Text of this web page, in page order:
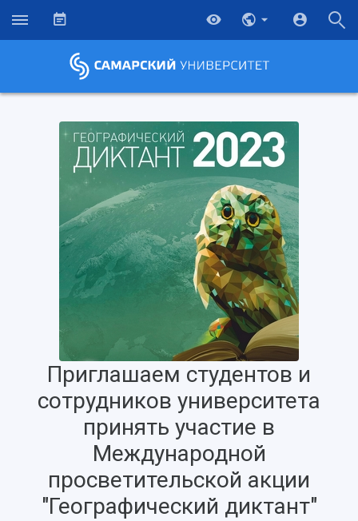
Об университете
История
Ключевые факты
Рейтинги
Главные новости
Бортжурнал
Объявления
Образование
Почему я выбираю Самарский университет?
Абитуриенту
Бакалавриат и специалитет
Научно-исследовательская деятельность
Основные научные направления
Научные школы и ведущие научные коллективы
Диссертационные советы
Приглашаем студентов и
сотрудников университета
принять участие в
Международной
просветительской акции
"Географический диктант"